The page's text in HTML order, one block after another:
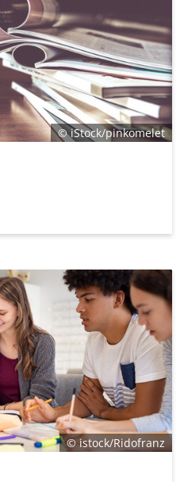
© iStock/pinkomelet
© istock/Ridofranz